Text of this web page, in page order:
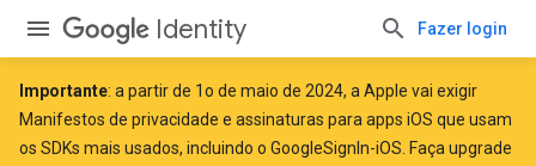
Identity Fazer login
Importante: a partir de 1o de maio de 2024, a Apple vai exigir
Manifestos de privacidade e assinaturas para apps iOS que usam
os SDKs mais usados, incluindo o GoogleSignIn-iOS. Faça upgrade